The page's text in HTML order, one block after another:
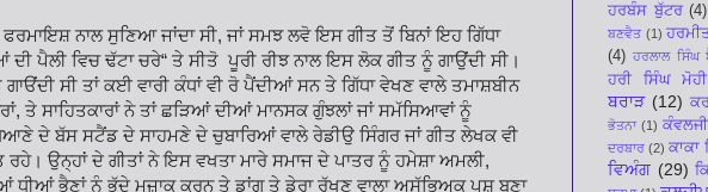
ਨਾਲ ਸੁਣਿਆ ਜਾਂਦਾ ਸੀ, ਜਾਂ ਸਮਝ ਲਵੋ ਇਸ ਗੀਤ ਤੋਂ ਬਿਨਾਂ ਇਹ ਗਿੱਧਾ
ਦੀ ਪੈਲੀ ਵਿਚ ਢੱਟਾ ਚਰੇ“ ਤੇ ਸੀਤੋ ਪੂਰੀ ਰੀਝ ਨਾਲ ਇਸ ਲੋਕ ਗੀਤ ਨੂੰ ਗਾਉਂਦੀ ਸੀ।
ਸੀ ਤਾਂ ਕਈ ਵਾਰੀ ਕੰਧਾਂ ਵੀ ਰੋ ਪੈਂਦੀਆਂ ਸਨ ਤੇ ਗਿੱਧਾ ਵੇਖਣ ਵਾਲੇ ਤਮਾਸ਼ਬੀਨ
ਤੇ ਸਾਹਿਤਕਾਰਾਂ ਨੇ ਤਾਂ ਛੜਿਆਂ ਦੀਆਂ ਮਾਨਸਕ ਗੁੰਝਲਾਂ ਜਾਂ ਸਮੱਸਿਆਵਾਂ ਨੂੰ
ਦੇ ਬੱਸ ਸਟੈਂਡ ਦੇ ਸਾਹਮਣੇ ਦੇ ਚੁਬਾਰਿਆਂ ਵਾਲੇ ਰੇਡੀਉ ਸਿੰਗਰ ਜਾਂ ਗੀਤ ਲੇਖਕ ਵੀ
ਉਨ੍ਹਾਂ ਦੇ ਗੀਤਾਂ ਨੇ ਇਸ ਵਖਤਾ ਮਾਰੇ ਸਮਾਜ ਦੇ ਪਾਤਰ ਨੂੰ ਹਮੇਸ਼ਾ ਅਮਲੀ,
ਧੀਆਂ ਭੈਣਾਂ ਨੂੰ ਭੱਦੇ ਮਜ਼ਾਕ ਕਰਨ ਤੇ ਡਾਂਗ ਤੇ ਡੇਰਾ ਰੱਖਣ ਵਾਲਾ ਅਸੱਭਿਅਕ ਪਸ਼ੂ ਬਣਾ
ਹਰਬੰਸ ਬੁੱਟਰ (4)
ਬਣਵੈਤ (1)
(4) ਹਰਲਾਲ ਸਿੰਘ
ਹਰੀ ਸਿੰਘ ਮੋਹੀ
ਬਰਾੜ (12)
ਭੋਤਨਾ (1)
ਦਰਬਾਰ (2) ਕਾਕਾ
ਵਿਅੰਗ (29)